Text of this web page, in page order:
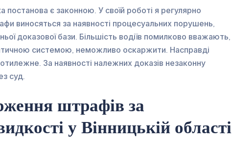
постанова є законною. У своїй роботі я регулярно
виносяться за наявності процесуальних порушень,
доказової бази. Більшість водіїв помилково вважають,
системою, неможливо оскаржити. Насправді
За наявності належних доказів незаконну
суд.
штрафів за
у Вінницькій області